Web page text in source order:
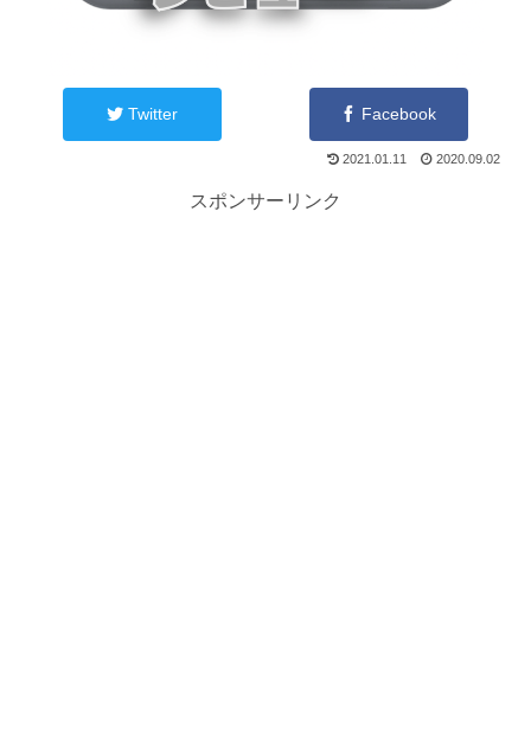
Twitter Facebook
2021.01.11 2020.09.02
スポンサーリンク